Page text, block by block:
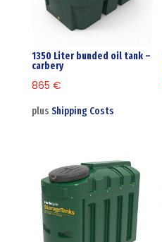
1350 Liter bunded oil tank –
carbery
865 €
plus Shipping Costs